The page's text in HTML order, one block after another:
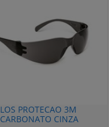
PROTECAO 3M
CINZA